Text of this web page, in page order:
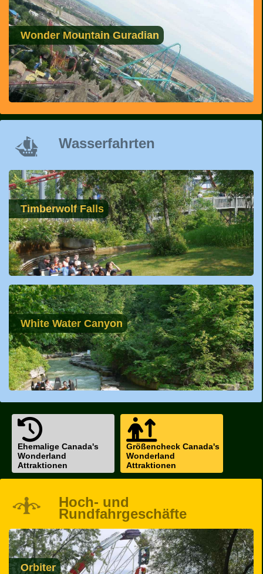
Wonder Mountain Guradian
Wasserfahrten
Timberwolf Falls
White Water Canyon
Ehemalige Canada's
Wonderland
Attraktionen
Größencheck Canada's
Wonderland
Attraktionen
Hoch- und
Rundfahrgeschäfte
Orbiter